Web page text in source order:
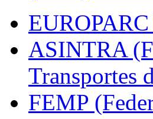
ASINTRA
Transportes
FEMP